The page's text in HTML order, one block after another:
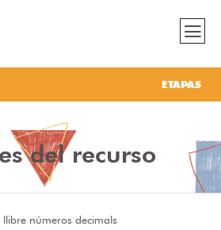
ETAPAS
del recurso
llibre números decimals